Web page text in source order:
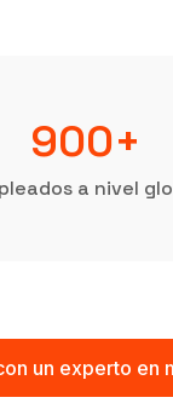
900+
a nivel
un experto en